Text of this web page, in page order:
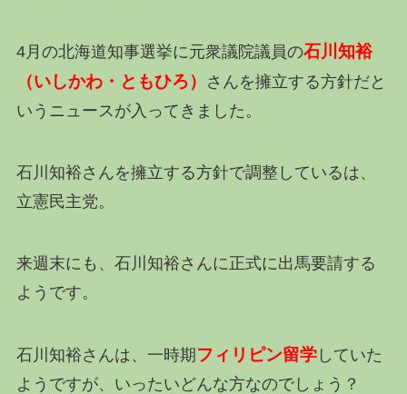
4月の北海道知事選挙に元衆議院議員の石川知裕
（いしかわ・ともひろ）
さんを擁立する方針だと
いうニュースが入ってきました。
石川知裕さんを擁立する方針で調整しているは、
立憲民主党。
来週末にも、 石川知裕さんに正式に出馬要請する
ようです。
石川知裕さんは、一時期フィリピン留学していた
ようですが、いったいどんな方なのでしょう？